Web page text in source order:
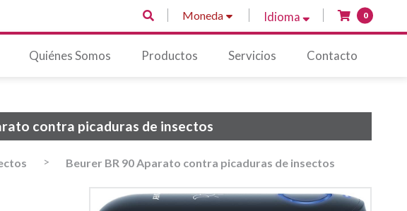
Moneda Idioma 0
Quiénes Somos Productos Servicios Contacto
contra picaduras de insectos
> Beurer BR 90 Aparato contra picaduras de insectos